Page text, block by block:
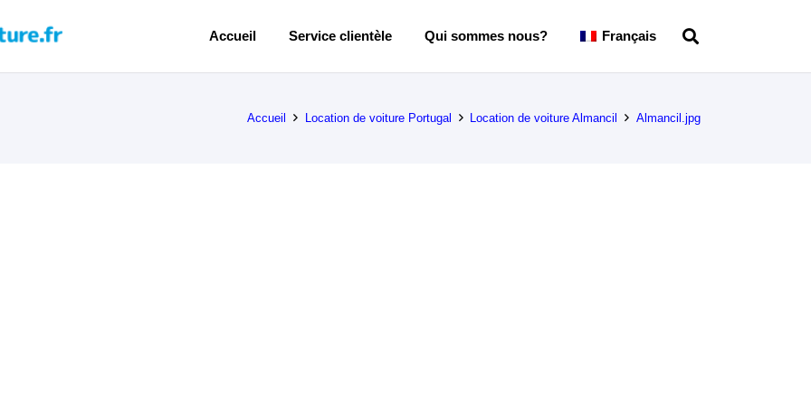
Accueil Service clientèle Qui sommes nous? Français
Accueil Location de voiture Portugal Location de voiture Almancil Almancil.jpg